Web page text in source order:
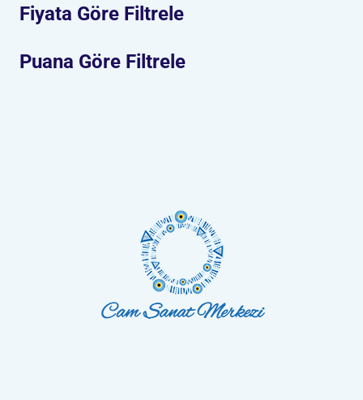
Fiyata Göre Filtrele
Puana Göre Filtrele